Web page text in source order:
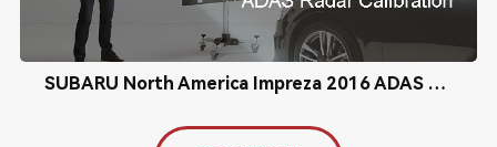
SUBARU North America Impreza 2016 ADAS Radar Calibration